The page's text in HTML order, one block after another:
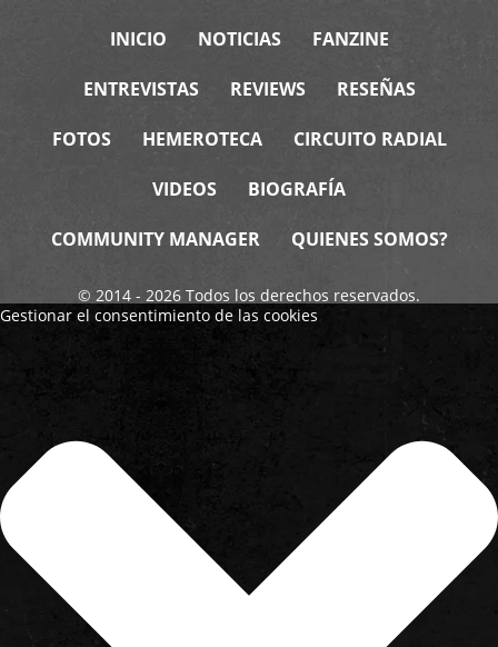
INICIO NOTICIAS FANZINE
ENTREVISTAS REVIEWS RESEÑAS
FOTOS HEMEROTECA CIRCUITO RADIAL
VIDEOS BIOGRAFÍA
COMMUNITY MANAGER QUIENES SOMOS?
© 2014 - 2026 Todos los derechos reservados.
Gestionar el consentimiento de las cookies